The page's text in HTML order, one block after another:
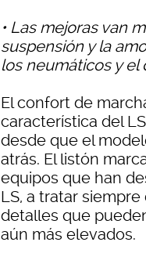
• Las mejoras van
suspensión y la
los neumáticos y el
El confort de
característica del
desde que el
atrás. El listón
equipos que han
LS, a tratar
detalles que
aún más elevados.